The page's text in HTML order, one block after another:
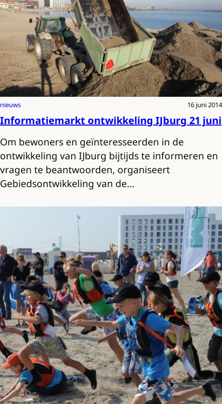
nieuws 16 juni 2014
Informatiemarkt ontwikkeling IJburg 21 juni
Om bewoners en geïnteresseerden in de
ontwikkeling van IJburg bijtijds te informeren en
vragen te beantwoorden, organiseert
Gebiedsontwikkeling van de…